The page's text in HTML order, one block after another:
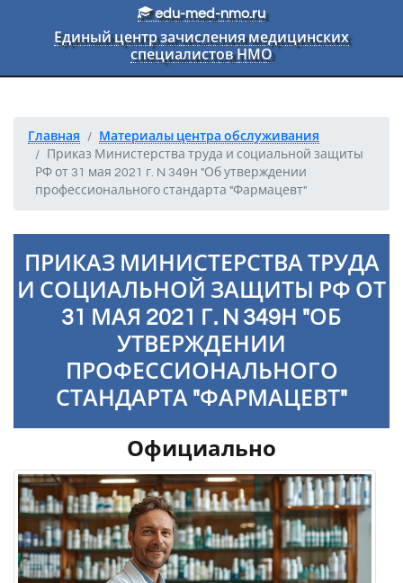
Перейти к основному текстуedu-med-nmo.ru
Единый центр зачисления медицинских
специалистов НМО
Главная
Материалы центра обслуживания
Приказ Министерства труда и социальной защиты
РФ от 31 мая 2021 г. N 349н "Об утверждении
профессионального стандарта "Фармацевт"
ПРИКАЗ МИНИСТЕРСТВА ТРУДА
И СОЦИАЛЬНОЙ ЗАЩИТЫ РФ ОТ
31 МАЯ 2021 Г. N 349Н "ОБ
УТВЕРЖДЕНИИ
ПРОФЕССИОНАЛЬНОГО
СТАНДАРТА "ФАРМАЦЕВТ"
Официально